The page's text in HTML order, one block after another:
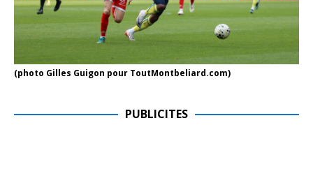
(photo Gilles Guigon pour ToutMontbeliard.com)
PUBLICITES